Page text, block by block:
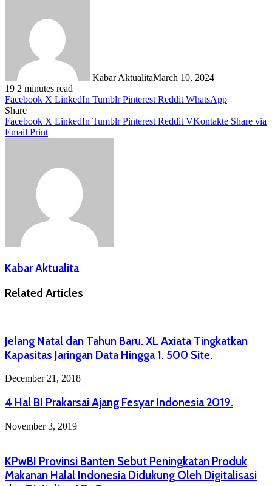
Kabar AktualitaMarch 10, 2024
19 2 minutes read
Facebook X LinkedIn Tumblr Pinterest Reddit WhatsApp
Share
Facebook X LinkedIn Tumblr Pinterest Reddit VKontakte Share via
Email Print
Kabar Aktualita
Related Articles
Jelang Natal dan Tahun Baru. XL Axiata Tingkatkan
Kapasitas Jaringan Data Hingga 1. 500 Site.
December 21, 2018
4 Hal BI Prakarsai Ajang Fesyar Indonesia 2019.
November 3, 2019
KPwBI Provinsi Banten Sebut Peningkatan Produk
Makanan Halal Indonesia Didukung Oleh Digitalisasi